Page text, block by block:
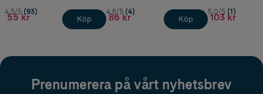
4.5/5 (93)
55 kr Köp
4.8/5 (4)
86 kr Köp
5.0/5 (1)
103 kr
Prenumerera på vårt nyhetsbrev